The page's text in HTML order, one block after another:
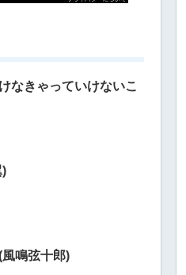
なきゃっていけないこ
)
鳴弦十郎)